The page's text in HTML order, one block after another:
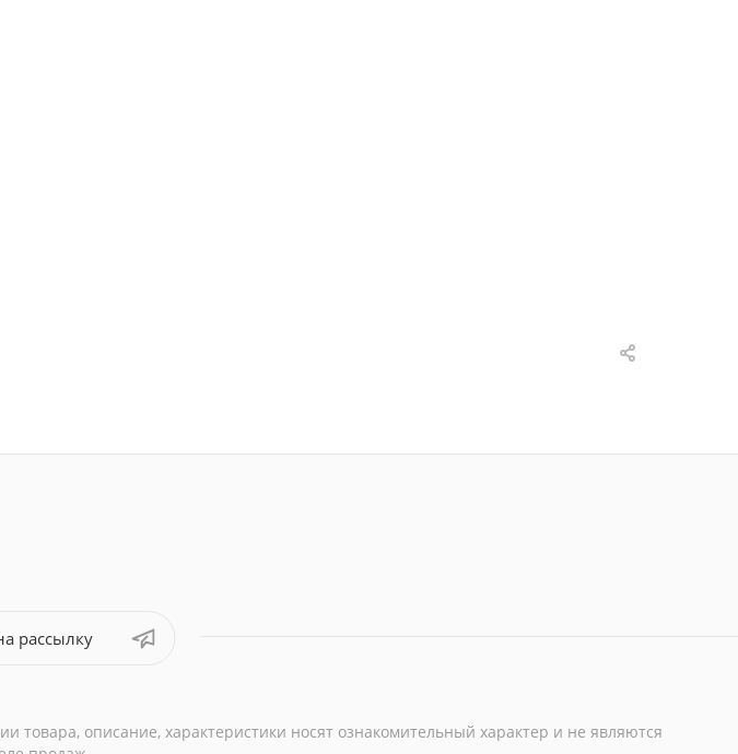
описание, характеристики носят ознакомительный характер и не являются
рассылку